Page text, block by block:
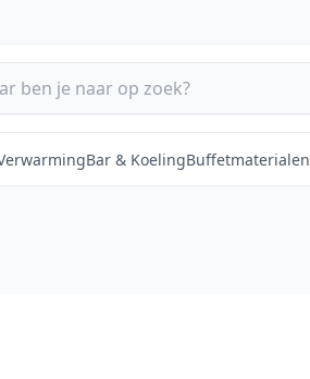
Bar & KoelingBuffetmaterialen